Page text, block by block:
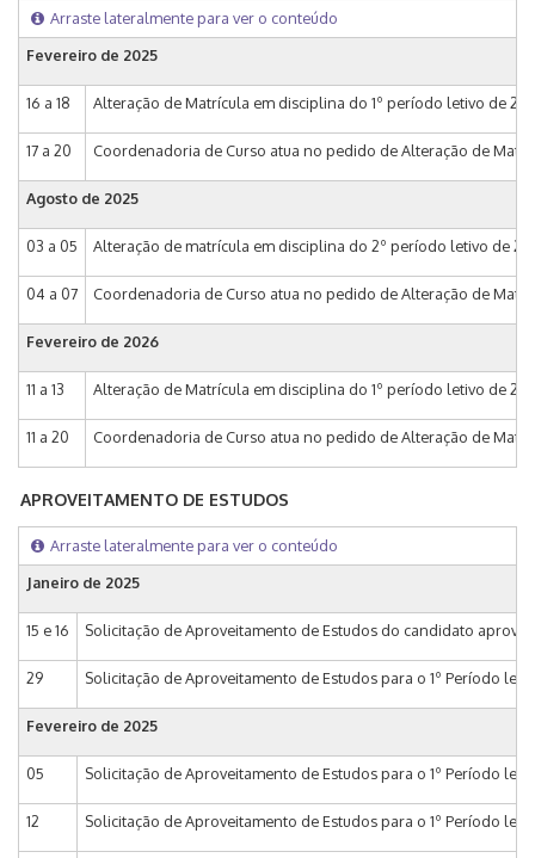
Arraste lateralmente para ver o conteúdo
Fevereiro de 2025
16 a 18 Alteração de Matrícula em disciplina do 1º período letivo de
17 a 20 Coordenadoria de Curso atua no pedido de Alteração de
Agosto de 2025
03 a 05 Alteração de matrícula em disciplina do 2º período letivo de
04 a 07 Coordenadoria de Curso atua no pedido de Alteração de
Fevereiro de 2026
11 a 13 Alteração de Matrícula em disciplina do 1º período letivo de
11 a 20 Coordenadoria de Curso atua no pedido de Alteração de
APROVEITAMENTO DE ESTUDOS
Arraste lateralmente para ver o conteúdo
Janeiro de 2025
15 e 16 Solicitação de Aproveitamento de Estudos do candidato
29 Solicitação de Aproveitamento de Estudos para o 1º Período
Fevereiro de 2025
05 Solicitação de Aproveitamento de Estudos para o 1º Período
12 Solicitação de Aproveitamento de Estudos para o 1º Período